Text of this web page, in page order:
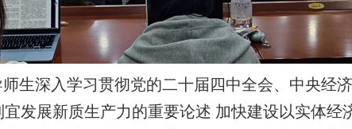
生深入学习贯彻党的二十届四中全会、中央经
发展新质生产力的重要论述 加快建设以实体